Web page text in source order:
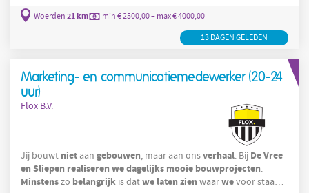
Woerden 21 km min € 2500,00 – max € 4000,00
13 DAGEN GELEDEN
Marketing- en communicatiemedewerker (20-24
uur)
Flox B.V.
Jij bouwt niet aan gebouwen, maar aan onsverhaal . Bij DeVree
en Sliepen realiseren wedagelijks mooie bouwprojecten.
Minstenszo belangrijk is datwe laten zien waarwevoor staan.